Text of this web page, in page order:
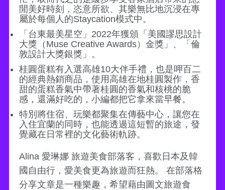
閒美好時刻，恣意所欲、其樂無比地沉浸在專
屬於每個人的Staycation模式中。
「台東最美星空」2022年獲頒「美國謬思設計
大獎（Muse Creative Awards）金獎」、「倫
敦設計大獎銀獎」。
桂圓蛋糕有入選高雄10大伴手禮，也是呷百二
的經典熱銷商品，使用高雄在地桂圓製作，香
甜的蛋糕香氣中帶著桂圓的香氣和核桃的脆
感，還滿好吃的，小編都把它拿來當早餐。
特別將住宿、玩樂都聚集在傳藝中心，讓您在
入住宜蘭的同時，也能透過這短暫的旅途，發
覺藏在日常裡的文化藝術軌跡。
Alina 愛琳娜 旅遊美食部落客，喜歡日本及韓
國自由行，愛美食更為旅遊而狂熱。 在部落格
分享文章是一種樂趣，希望藉由圖文旅遊食